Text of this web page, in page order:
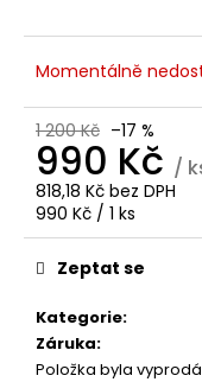
Momentálně
1 200 Kč –17 %
990 Kč /
818,18 Kč bez DPH
Měrná
cena:
990 Kč / 1 ks
Kategorie:
Záruka:
Položka byla
Zeptat se
p
o
u
č
u
j
e
e